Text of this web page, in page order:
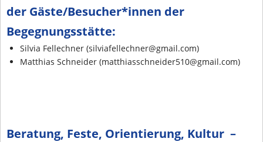
der Gäste/Besucher*innen der
Begegnungsstätte:
Silvia Fellechner (silviafellechner@gmail.com)
Matthias Schneider (matthiasschneider510@gmail.com)
Beratung, Feste, Orientierung, Kultur –